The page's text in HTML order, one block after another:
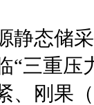
静态储
“三重压
、刚果